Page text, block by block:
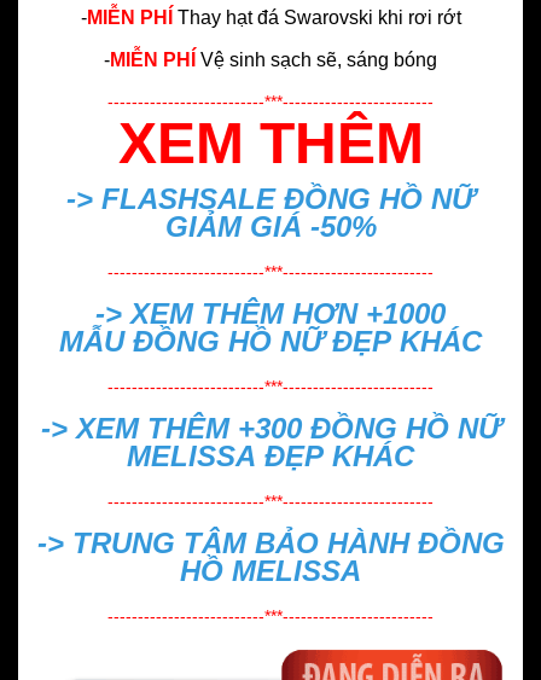
-MIỄN PHÍ Thay hạt đá Swarovski khi rơi rớt
-MIỄN PHÍ Vệ sinh sạch sẽ, sáng bóng
--------------------------***-------------------------
XEM THÊM
-> FLASHSALE ĐỒNG HỒ NỮ
GIẢM GIÁ -50%
--------------------------***-------------------------
-> XEM THÊM HƠN +1000
MẪU ĐỒNG HỒ NỮ ĐẸP KHÁC
--------------------------***-------------------------
-> XEM THÊM +300 ĐỒNG HỒ NỮ
MELISSA ĐẸP KHÁC
--------------------------***-------------------------
-> TRUNG TÂM BẢO HÀNH ĐỒNG
HỒ MELISSA
--------------------------***-------------------------